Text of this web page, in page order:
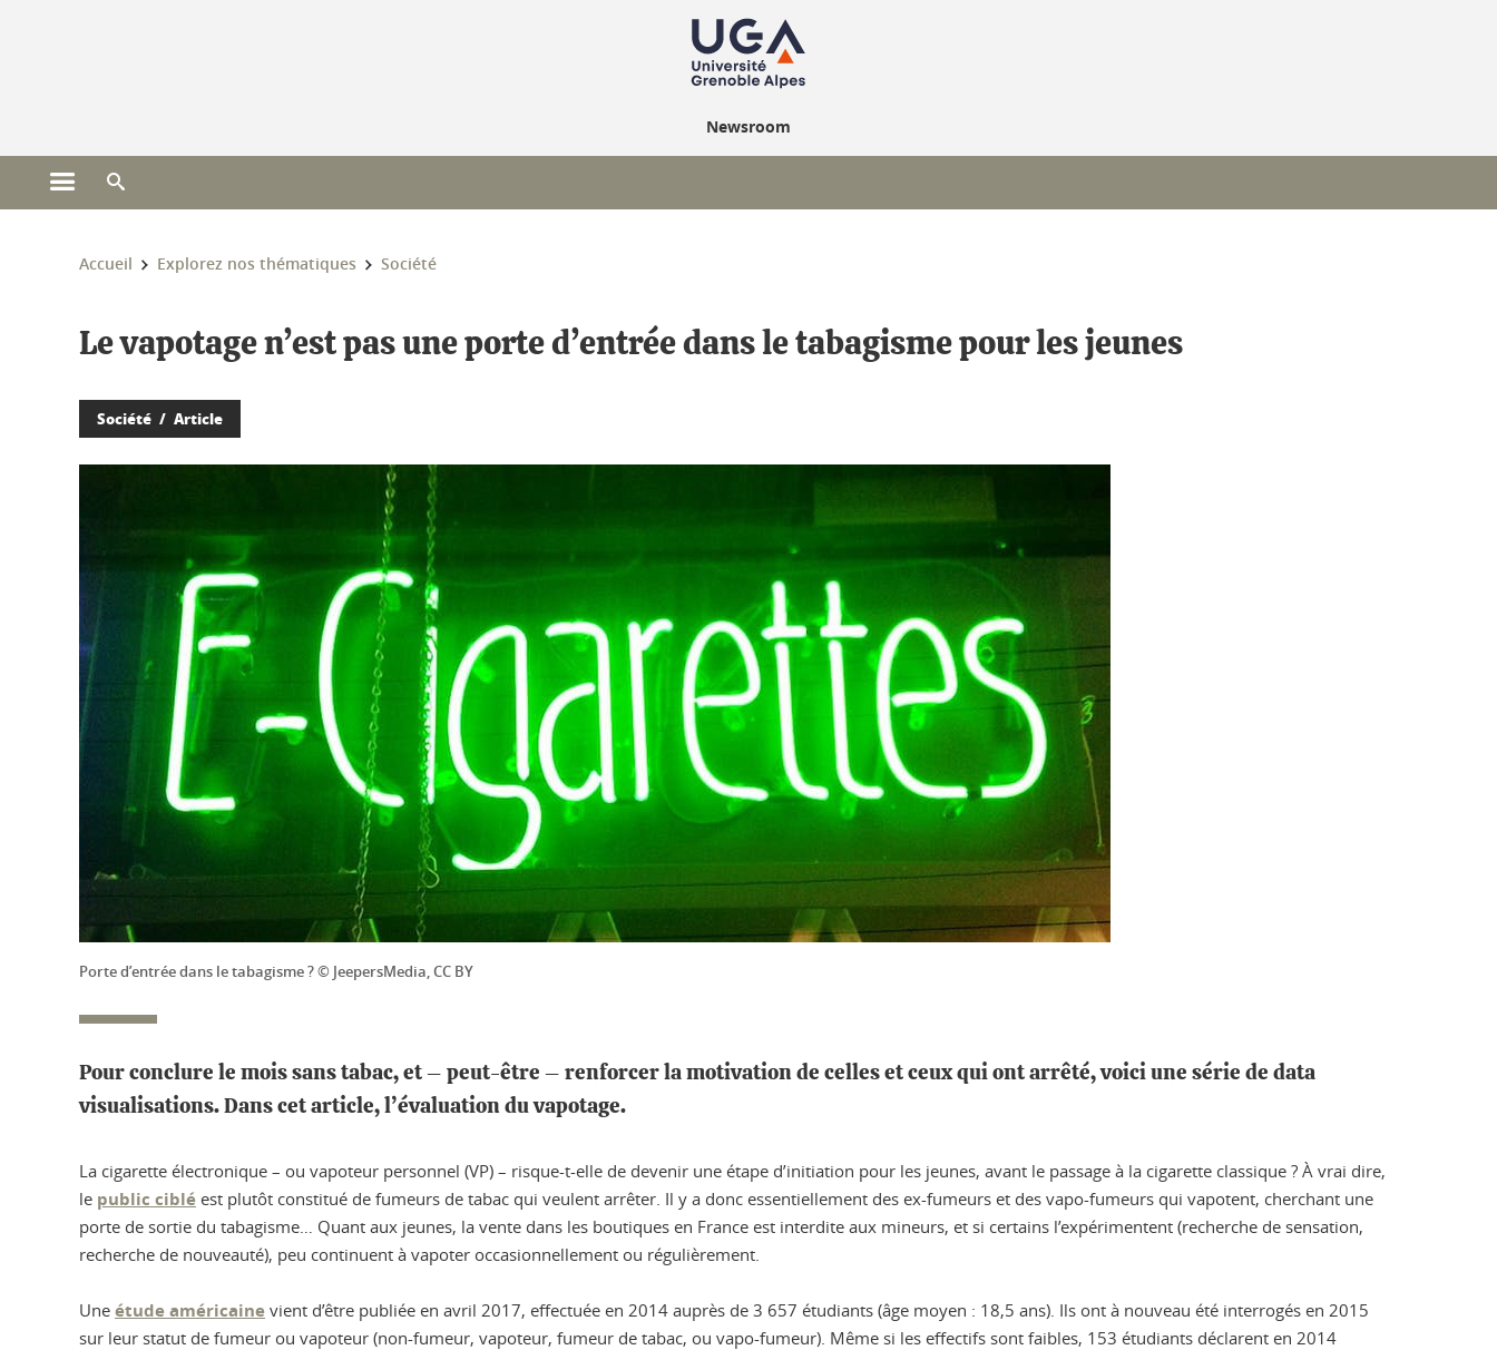
Newsroom
Ouvrir le menu principal
Vous êtes ici :
Accueil Explorez nos thématiques Société
Le vapotage n’est pas une porte d’entrée dans le tabagisme pour les jeunes
Société Article
Porte d’entrée dans le tabagisme ? © JeepersMedia, CC BY
Pour conclure le mois sans tabac, et – peut-être – renforcer la motivation de celles et ceux qui ont arrêté, voici une série de data
visualisations. Dans cet article, l’évaluation du vapotage.
La cigarette électronique – ou vapoteur personnel (VP) – risque-t-elle de devenir une étape d’initiation pour les jeunes, avant le passage à la cigarette classique ? À vrai dire,
le public ciblé est plutôt constitué de fumeurs de tabac qui veulent arrêter. Il y a donc essentiellement des ex-fumeurs et des vapo-fumeurs qui vapotent, cherchant une
porte de sortie du tabagisme… Quant aux jeunes, la vente dans les boutiques en France est interdite aux mineurs, et si certains l’expérimentent (recherche de sensation,
recherche de nouveauté), peu continuent à vapoter occasionnellement ou régulièrement.
Une étude américaine vient d’être publiée en avril 2017, effectuée en 2014 auprès de 3 657 étudiants (âge moyen : 18,5 ans). Ils ont à nouveau été interrogés en 2015
sur leur statut de fumeur ou vapoteur (non-fumeur, vapoteur, fumeur de tabac, ou vapo-fumeur). Même si les effectifs sont faibles, 153 étudiants déclarent en 2014